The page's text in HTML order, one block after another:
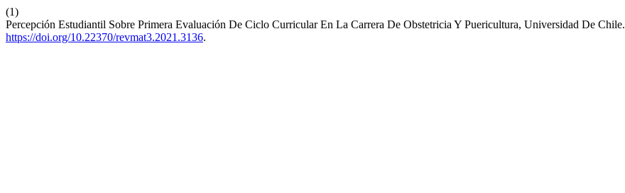
(1)
Percepción Estudiantil Sobre Primera Evaluación De Ciclo Curricular En La Carrera De Obstetricia Y Puericultura, Universidad De Chile.
https://doi.org/10.22370/revmat3.2021.3136.